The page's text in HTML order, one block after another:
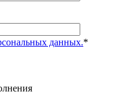
данных.*